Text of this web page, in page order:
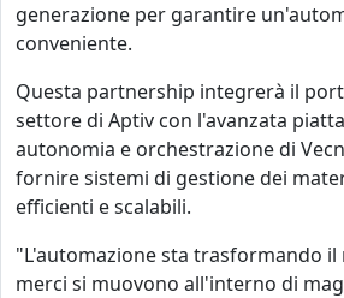
generazione per garantire
conveniente.
Questa partnership integrerà il
settore di Aptiv con l'avanzata
autonomia e orchestrazione di
fornire sistemi di gestione dei
efficienti e scalabili.
"L'automazione sta trasformando il
merci si muovono all'interno di